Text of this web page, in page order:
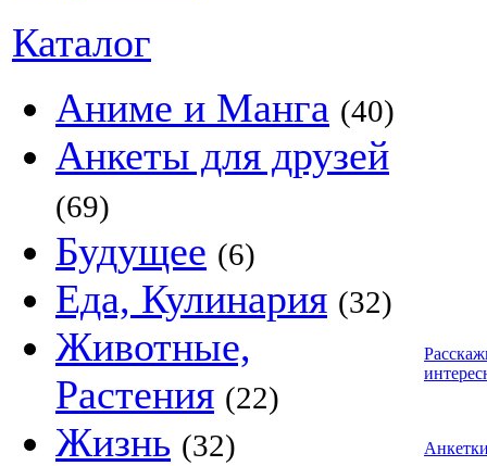
Каталог
Аниме и Манга (40)
Анкеты для друзей
(69)
Будущее (6)
Еда, Кулинария (32)
Животные,
Растения (22)
Жизнь (32)